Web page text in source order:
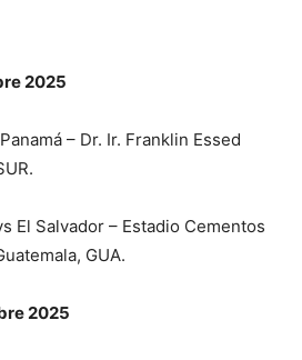
2025
– Dr. Ir. Franklin Essed
El Salvador – Estadio Cementos
GUA.
2025